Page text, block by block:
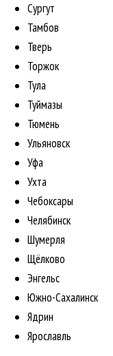
Сургут
Тамбов
Тверь
Торжок
Тула
Туймазы
Тюмень
Ульяновск
Уфа
Ухта
Чебоксары
Челябинск
Шумерля
Щёлково
Энгельс
Южно-Сахалинск
Ядрин
Ярославль